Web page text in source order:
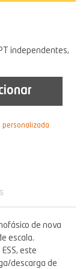
independentes,
personalizada
de nova
escala.
este
descarga de